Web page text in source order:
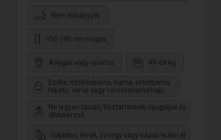
Nem dohányzik
150-186 cm magas
Átlagos vagy sportos 49-69 kg
Szőke, szőkésbarna, barna, sötétbarna,
fekete, vörös vagy vörösesbarna hajú
Ne legyen tanuló, háztartásbeli, nyugdíjas és
álláskereső
Hajadon, elvált, özvegy vagy házas-külön él